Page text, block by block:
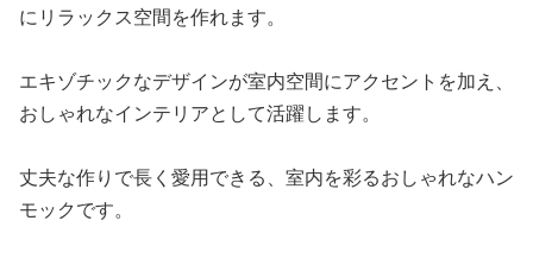
にリラックス空間を作れます。
エキゾチックなデザインが室内空間にアクセントを加え、
おしゃれなインテリアとして活躍します。
丈夫な作りで長く愛用できる、室内を彩るおしゃれなハン
モックです。